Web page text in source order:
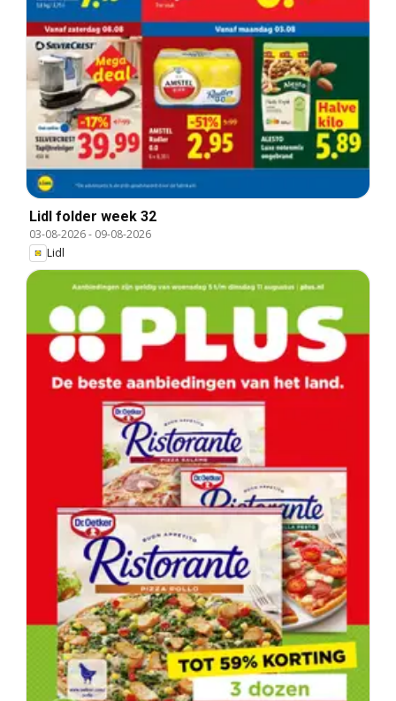
Lidl folder week 32
03-08-2026- 09-08-2026
Lidl